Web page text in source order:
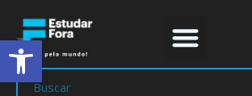
Abrir a barra de ferramentas